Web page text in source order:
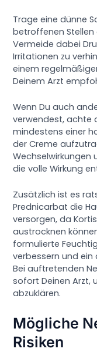
Trage eine dünne
betroffenen Stellen
Vermeide dabei
Irritationen zu
einem
Deinem Arzt
Wenn Du auch
verwendest, achte
mindestens einer
der Creme
Wechselwirkungen
die volle Wirkung
Zusätzlich ist es
Prednicarbat die
versorgen, da
austrocknen
formulierte
verbessern und
Bei auftretenden
sofort Deinen Arzt,
abzuklären.
Mögliche
Risiken